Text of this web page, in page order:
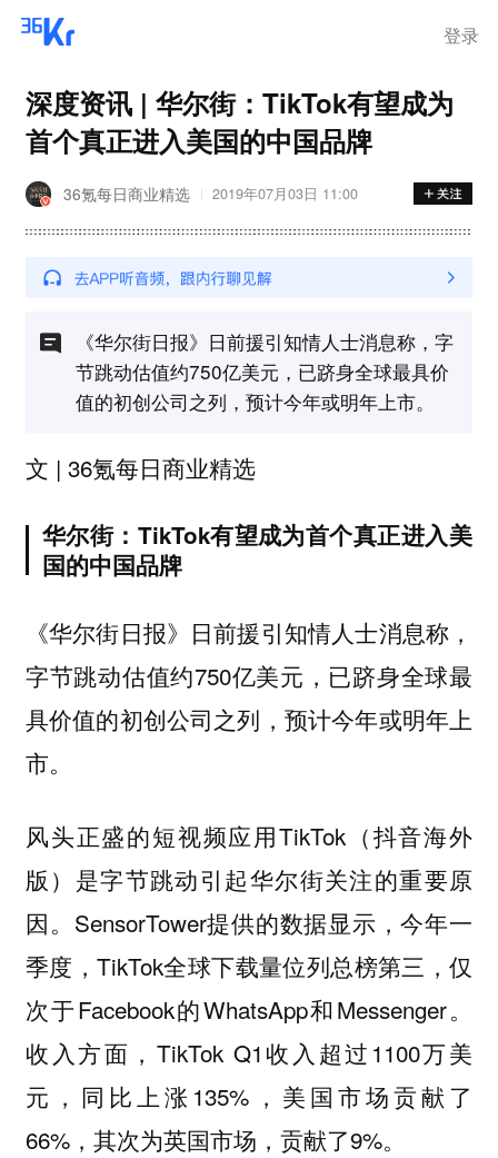
登录
深度资讯 | ​华尔街：TikTok有望成为
首个真正进入美国的中国品牌
36氪每日商业精选 2019年07月03日 11:00
《华尔街日报》日前援引知情人士消息称，字
节跳动估值约750亿美元，已跻身全球最具价
值的初创公司之列，预计今年或明年上市。
文 | 36氪每日商业精选
华尔街：TikTok有望成为首个真正进入美
国的中国品牌
《华尔街日报》日前援引知情人士消息称，
字节跳动估值约750亿美元，已跻身全球最
具价值的初创公司之列，预计今年或明年上
市。
风头正盛的短视频应用TikTok（抖音海外
版）是字节跳动引起华尔街关注的重要原
因。SensorTower提供的数据显示，今年一
季度，TikTok全球下载量位列总榜第三，仅
次于Facebook的WhatsApp和Messenger。
收入方面，TikTok Q1收入超过1100万美
元，同比上涨135%，美国市场贡献了
66%，其次为英国市场，贡献了9%。